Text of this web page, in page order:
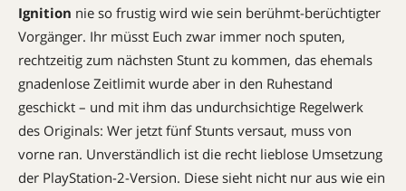
Ignition nie so frustig wird wie sein berühmt-­berüchtigter
Vorgänger. Ihr müsst Euch zwar immer noch sputen,
rechtzeitig zum nächsten Stunt zu kommen, das ehemals
gnadenlose Zeitlimit wurde aber in den Ruhestand
geschickt – und mit ihm das undurchsichtige Regelwerk
des Originals: Wer jetzt fünf Stunts versaut, muss von
vorne ran. Unverständlich ist die recht lieblose Umsetzung
der PlayStation-2-Version. Diese sieht nicht nur aus wie ein